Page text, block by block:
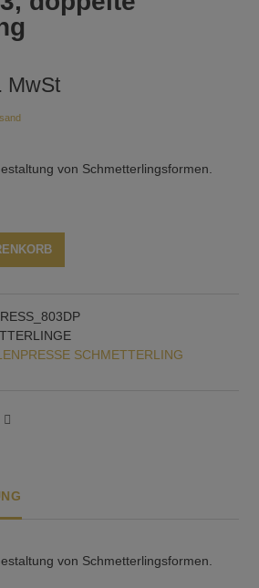
MwSt
von Schmetterlingsformen.
SCHMETTERLING
von Schmetterlingsformen.